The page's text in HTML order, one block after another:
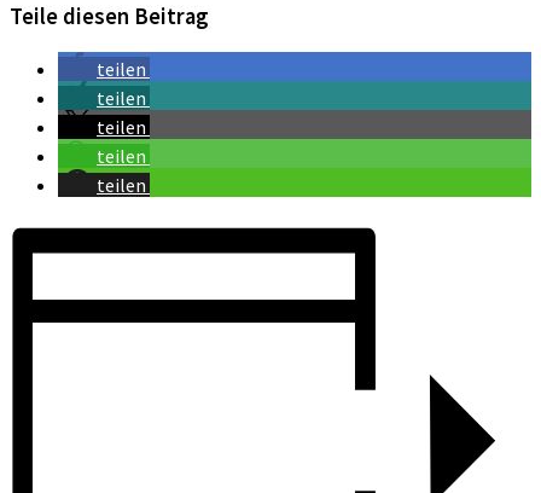
Teile diesen Beitrag
teilen
teilen
teilen
teilen
teilen